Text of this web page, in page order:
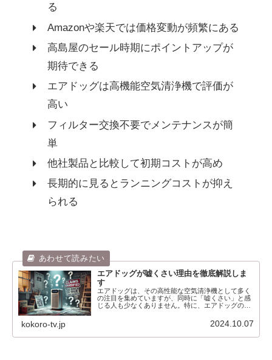
る
Amazonや楽天では価格変動が頻繁にある
高島屋のセール時期にポイントアップが
期待できる
エアドッグは高機能空気清浄機で評価が
高い
フィルター交換不要でメンテナンスが簡
単
他社製品と比較して初期コストが高め
長期的に見るとランニングコストが抑え
られる
エアドッグが嘘くさい理由を徹底解説しま
す
エアドッグは、その高性能な空気清浄機として多く
の注目を集めていますが、同時に「嘘くさい」と感
じる人も少なくありません。特に、エアドッグの性
いるため、消費者の中にはその信頼性に疑問を持つ
kokoro-tv.jp 2024.10.07